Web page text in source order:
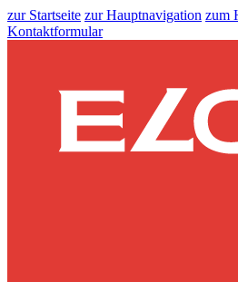
zur Startseite zur Hauptnavigation zum
Kontaktformular